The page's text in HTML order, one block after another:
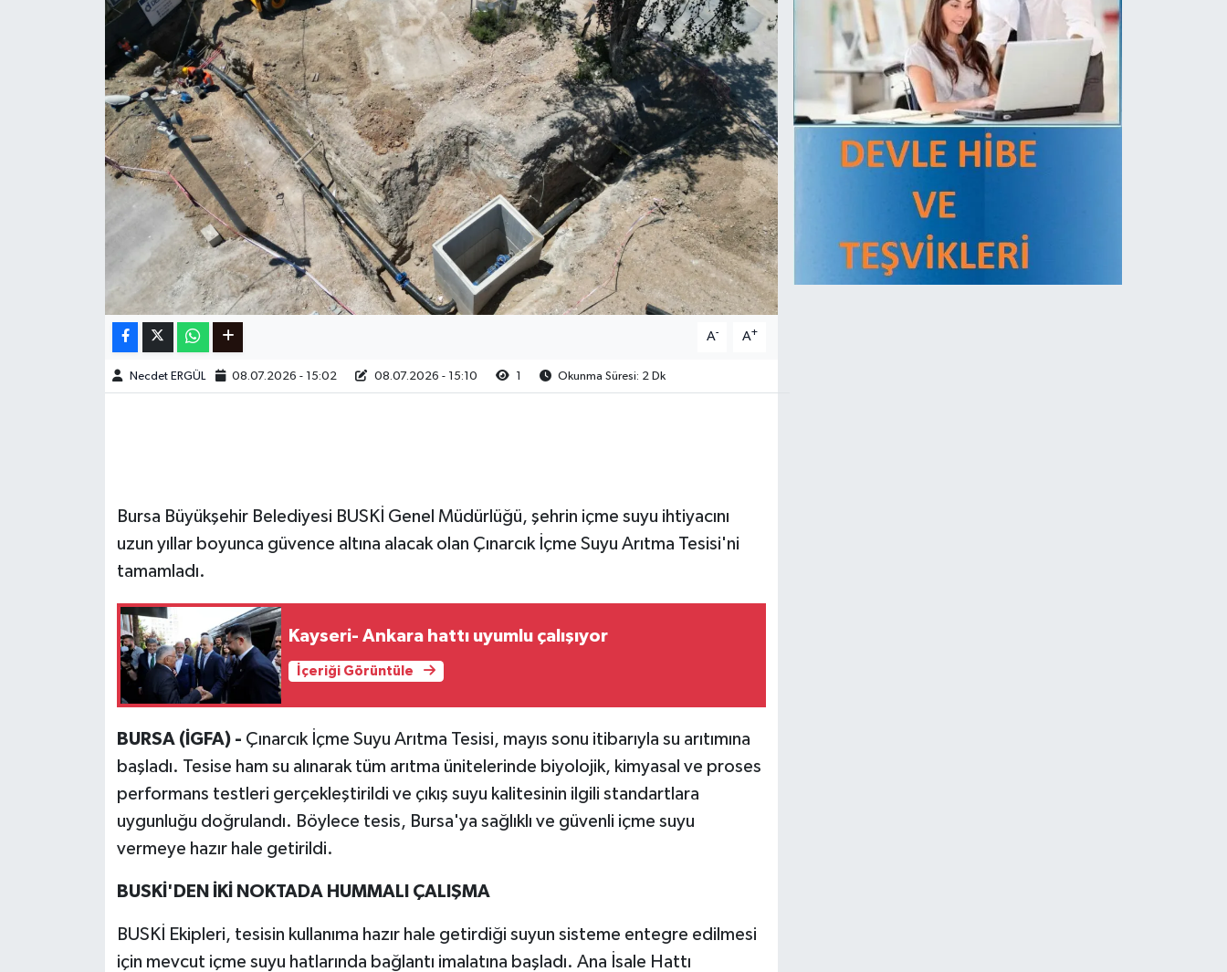
A- A+
Necdet ERGÜL 08.07.2026 - 15:02 08.07.2026 - 15:10 1 Okunma Süresi: 2 Dk
Bursa Büyükşehir Belediyesi BUSKİ Genel Müdürlüğü, şehrin içme suyu ihtiyacını
uzun yıllar boyunca güvence altına alacak olan Çınarcık İçme Suyu Arıtma Tesisi'ni
tamamladı.
Kayseri- Ankara hattı uyumlu çalışıyor
İçeriği Görüntüle
BURSA (İGFA) - Çınarcık İçme Suyu Arıtma Tesisi, mayıs sonu itibarıyla su arıtımına
başladı. Tesise ham su alınarak tüm arıtma ünitelerinde biyolojik, kimyasal ve proses
performans testleri gerçekleştirildi ve çıkış suyu kalitesinin ilgili standartlara
uygunluğu doğrulandı. Böylece tesis, Bursa'ya sağlıklı ve güvenli içme suyu
vermeye hazır hale getirildi.
BUSKİ'DEN İKİ NOKTADA HUMMALI ÇALIŞMA
BUSKİ Ekipleri, tesisin kullanıma hazır hale getirdiği suyun sisteme entegre edilmesi
için mevcut içme suyu hatlarında bağlantı imalatına başladı. Ana İsale Hattı
İletişim